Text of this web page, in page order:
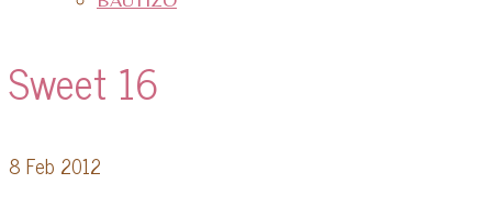
Sweet 16
8 Feb 2012